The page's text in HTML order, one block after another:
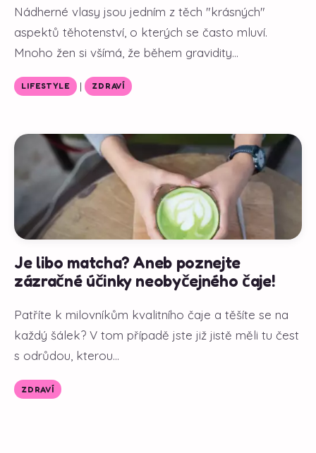
Nádherné vlasy jsou jedním z těch "krásných"
aspektů těhotenství, o kterých se často mluví.
Mnoho žen si všímá, že během gravidity...
LIFESTYLE | ZDRAVÍ
Je libo matcha? Aneb poznejte
zázračné účinky neobyčejného čaje!
Patříte k milovníkům kvalitního čaje a těšíte se na
každý šálek? V tom případě jste již jistě měli tu čest
s odrůdou, kterou...
ZDRAVÍ